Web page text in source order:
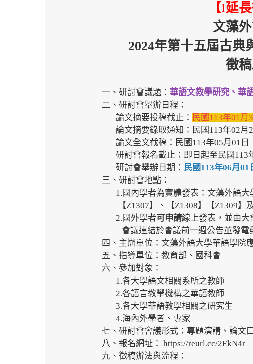
【!延
文藻
2024年第十五屆古典
徵
一、研討會議題： 華語文教學研究、華
二、研討會舉辦日程：
論文摘要投稿截止： 民國113年01月
論文摘要錄取通知：民國113年02月
論文全文截稿：民國113年05月01日
研討會報名截止：即日起至民國113
研討會舉辦日期： 民國113年06月01
三、研討會地點：
1.國內學者為實體發表：文藻外語大
【Z1307】、【Z1308】【Z1309】
2.國外學者可申請線上發表，並由大
會議連結於會議前一週公告並發電
四、主辦單位：文藻外語大學華語學院
五、指導單位：教育部、國科會
六、參加對象：
1.各大學語文相關系所之教師
2.各語言教學機構之華語教師
3.各大學華語教學相關之研究生
4.海內外學者、專家
七、研討會會議形式：專題演講、論文
八、報名網址： https://reurl.cc/2EkN4r
九、徵稿辦法與流程：